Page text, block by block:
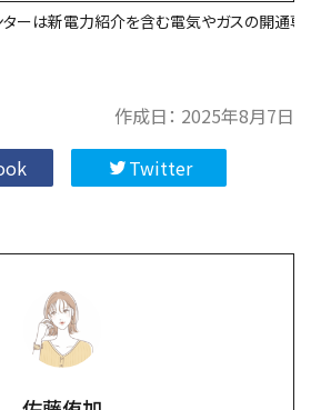
ーは新電力紹介を含む電気やガスの開通専
作成日： 2025年8月7日
Twitter